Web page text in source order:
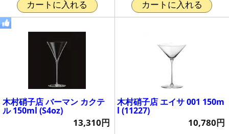
カートに入れる カートに入れる
木村硝子店 バーマン カクテ
ル 150ml (S4oz)
13,310円
木村硝子店 エイサ 001 150m
l (11227)
10,780円